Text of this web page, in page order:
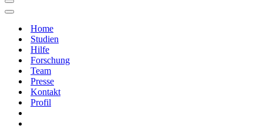
Navigations-
Menü
Navigations-
Home
Studien
Hilfe
Forschung
Team
Presse
Kontakt
Profil